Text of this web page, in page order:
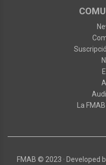
La
FMAB © 2023 · Developed